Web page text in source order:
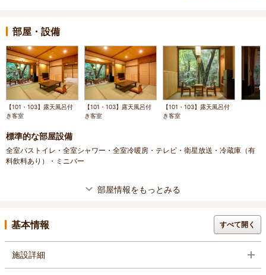
部屋・設備
【101・103】露天風呂付
き客室
【101・103】露天風呂付
き客室
【101・103】露天風呂付
き客室
標準的な部屋設備
全室バストイレ・全室シャワー・全室冷暖房・テレビ・衛星放送・冷蔵庫（有
料飲料あり）・ミニバー
部屋情報をもっとみる
基本情報 すべて開く
施設詳細